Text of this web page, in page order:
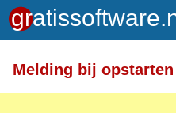
Melding bijToegelaten HTML-
<br /> <i> <b> <p>